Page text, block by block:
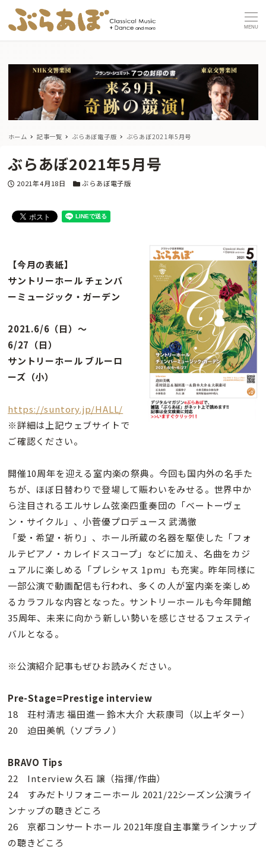
MENU
ホーム 記事一覧 ぶらあぼ電子版 ぶらあぼ2021年5月号
ぶらあぼ2021年5月号
投稿日
2021年4月18日 カテゴリー
ぶらあぼ電子版
【今月の表紙】
サントリーホール チェンバ
ーミュージック・ガーデン
2021.6/6（日）〜
6/27（日）
サントリーホール ブルーロ
ーズ（小）
https://suntory.jp/HALL/
※詳細は上記ウェブサイトで
ご確認ください。
開催10周年を迎える室内楽の祭典。今回も国内外の名手た
ちが、ほぼ日替わりで登場して賑わいをみせる。世界中か
ら注目されるエルサレム弦楽四重奏団の「ベートーヴェ
ン・サイクル」、小菅優プロデュース 武満徹
「愛・希望・祈り」、ホール所蔵の名器を駆使した「フォ
ルテピアノ・カレイドスコープ」などに加え、名曲をカジ
ュアルに楽しめる「プレシャス 1pm」も充実。昨年同様に
一部公演で動画配信も行われ、多くの人が室内楽を楽しめ
るカラフルな内容となった。サントリーホールも今年開館
35周年、未来に向かう新しい勢いを感じさせるフェスティ
バルとなる。
※公演紹介記事もぜひお読みください。
Pre-Stage=Prestige interview
18 荘村清志 福田進一 鈴木大介 大萩康司（以上ギター）
20 迫田美帆（ソプラノ）
BRAVO Tips
22 Interview 久石 譲（指揮/作曲）
24 すみだトリフォニーホール 2021/22シーズン公演ライ
ンナップの聴きどころ
26 京都コンサートホール 2021年度自主事業ラインナップ
の聴きどころ